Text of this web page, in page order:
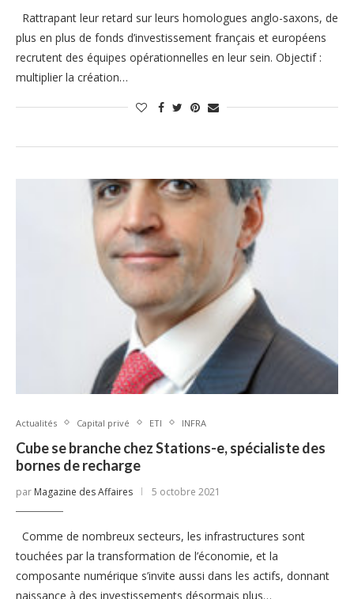
Rattrapant leur retard sur leurs homologues anglo-saxons, de
plus en plus de fonds d’investissement français et européens
recrutent des équipes opérationnelles en leur sein. Objectif :
multiplier la création…
Actualités Capital privé ETI INFRA
Cube se branche chez Stations-e, spécialiste des
bornes de recharge
par Magazine des Affaires 5 octobre 2021
Comme de nombreux secteurs, les infrastructures sont
touchées par la transformation de l’économie, et la
composante numérique s’invite aussi dans les actifs, donnant
naissance à des investissements désormais plus…